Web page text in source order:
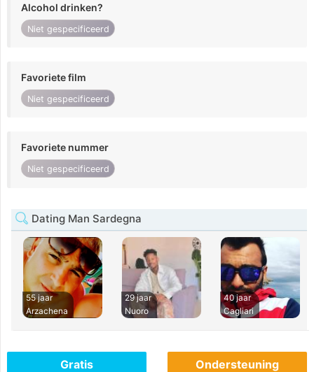
Alcohol drinken?
Niet gespecificeerd
Favoriete film
Niet gespecificeerd
Favoriete nummer
Niet gespecificeerd
Dating Man Sardegna
55 jaar
Arzachena
29 jaar
Nuoro
40 jaar
Cagliari
Gratis Ondersteuning